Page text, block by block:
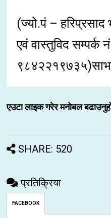
(ज्यो.पं – हरिप्रसाद
एवं वास्तुविद सम्पर्क
एउटा लाइक गरेर मनोबल
SHARE: 520
प्रतिक्रिया
FACEBOOK